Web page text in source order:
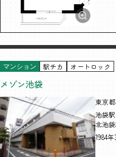
マンション 駅チカ オートロック
メゾン池袋
東京
池袋
北池
1984